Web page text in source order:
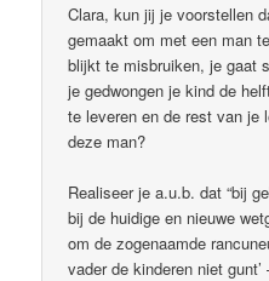
Clara, kun jij je voorstellen
gemaakt om met een man
blijkt te misbruiken, je gaat
je gedwongen je kind de
te leveren en de rest van je
deze man?
Realiseer je a.u.b. dat “bij
bij de huidige en nieuwe
om de zogenaamde
vader de kinderen niet